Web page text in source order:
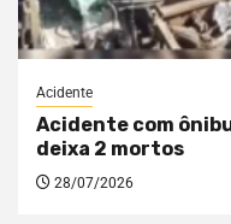
Acidente
Acidente com
deixa 2 mortos
28/07/2026